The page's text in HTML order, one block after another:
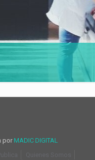
por MADIC DIGITAL
Quienes Somos